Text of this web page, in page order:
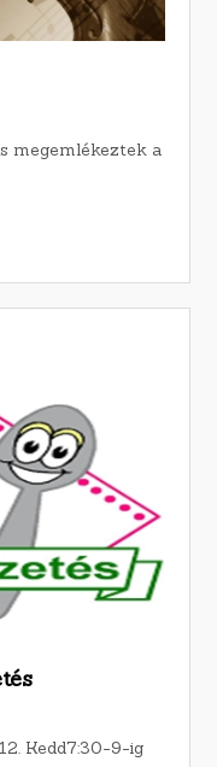
megemlékeztek a
Kedd7:30-9-ig